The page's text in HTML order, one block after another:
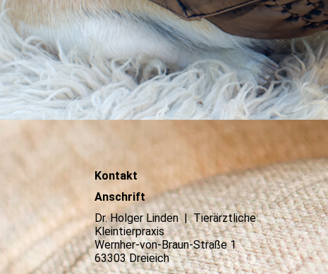
Kontakt
Anschrift
Dr. Holger Linden | Tierärztliche
Kleintierpraxis
Wernher-von-Braun-Straße 1
63303 Dreieich